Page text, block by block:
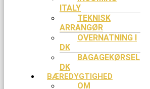
ITALY
TEKNISK
ARRANGØR
OVERNATNING I
DK
BAGAGEKØRSEL
DK
BÆREDYGTIGHED
OM